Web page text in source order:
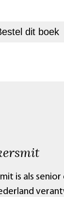
dit boek
is als